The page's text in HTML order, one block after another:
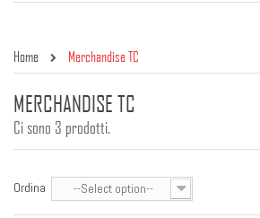
Home Merchandise TC
MERCHANDISE TC
Ci sono 3 prodotti.
Ordina --Select option--